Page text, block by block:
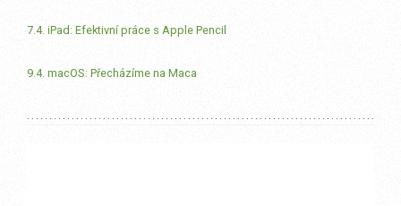
7.4. iPad: Efektivní práce s Apple Pencil
9.4. macOS: Přecházíme na Maca